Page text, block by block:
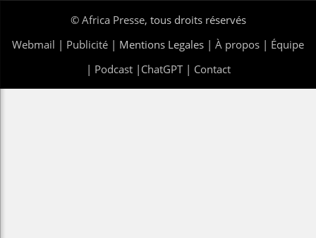
© Africa Presse, tous droits réservés
Webmail | Publicité | Mentions Legales | À propos | Équipe
| Podcast| ChatGPT| Contact